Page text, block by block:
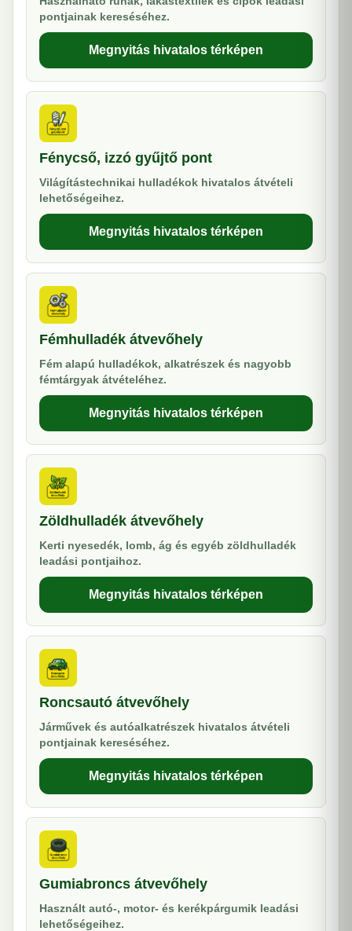
pontjainak kereséséhez.
Megnyitás hivatalos térképen
Fénycső, izzó gyűjtő pont
Világítástechnikai hulladékok hivatalos átvételi
lehetőségeihez.
Megnyitás hivatalos térképen
Fémhulladék átvevőhely
Fém alapú hulladékok, alkatrészek és nagyobb
fémtárgyak átvételéhez.
Megnyitás hivatalos térképen
Zöldhulladék átvevőhely
Kerti nyesedék, lomb, ág és egyéb zöldhulladék
leadási pontjaihoz.
Megnyitás hivatalos térképen
Roncsautó átvevőhely
Járművek és autóalkatrészek hivatalos átvételi
pontjainak kereséséhez.
Megnyitás hivatalos térképen
Gumiabroncs átvevőhely
Használt autó-, motor- és kerékpárgumik leadási
lehetőségeihez.